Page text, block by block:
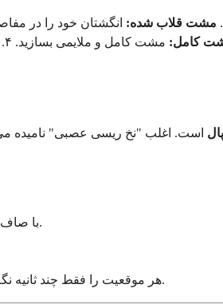
مشت قلاب شده: انگشتان خود را در
کامل: مشت کامل و ملایمی بسازید. ۴. به موقعیت شروع بازگردید. ۵. این ۵ موقعیت را ۵-۱۰ بار تکرار کنید. این
است. اغلب "نخ ریسی عصبی" نامیده
با صاف نگه داشتن انگشتان، مچ دست خود را به عقب خم کنید، به طوری که کف دست شما رو به جلو باشد.
هر موقعیت را فقط چند ثانیه نگه دارید و دنباله راباید با دقت و بدون زور انجام شود.